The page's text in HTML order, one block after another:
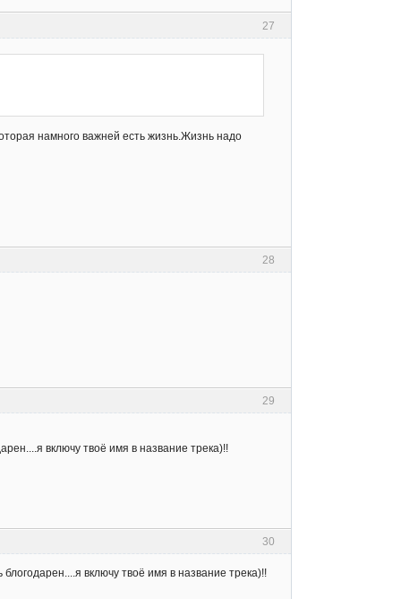
27
намного важней есть жизнь.Жизнь надо
28
29
включу твоё имя в название трека)!!
30
включу твоё имя в название трека)!!